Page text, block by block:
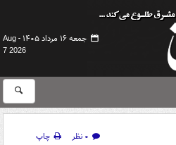
جمعه ۱۶ مرداد ۱۴۰۵ -
Aug
7 2026
۰ نظر
چاپ